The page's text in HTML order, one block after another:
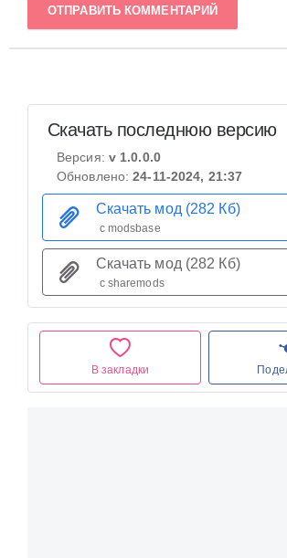
ОТПРАВИТЬ КОММЕНТАРИЙ
В закладки
Скачать последнюю версию
Версия: v 1.0.0.0
Обновлено:24-11-2024, 21:37
Скачать мод (282 Кб)
с modsbase
Скачать мод (282 Кб)
с sharemods